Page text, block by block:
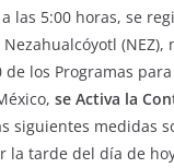
las 5:00 horas, se
los Programas
se Activa la
siguientes medidas
la tarde del día de